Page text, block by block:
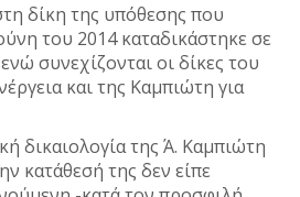
δίκη της υπόθεσης που
του 2014 καταδικάστηκε σε
συνεχίζονται οι δίκες του
και της Καμπιώτη για
δικαιολογία της Ά. Καμπιώτη
κατάθεσή της δεν είπε